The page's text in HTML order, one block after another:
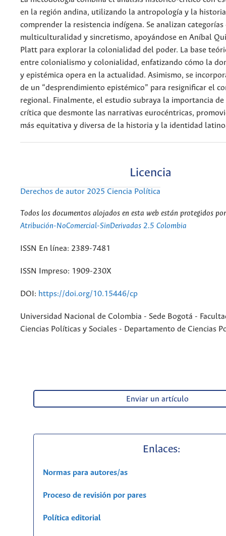
en la región andina, utilizando la antropología y la
comprender la resistencia indígena. Se analizan categorías
multiculturalidad y sincretismo, apoyándose en Aníbal
Platt para explorar la colonialidad del poder. La base
entre colonialismo y colonialidad, enfatizando cómo la
y epistémica opera en la actualidad. Asimismo, se
de un “desprendimiento epistémico” para resignificar el
regional. Finalmente, el estudio subraya la importancia de
crítica que desmonte las narrativas eurocéntricas,
más equitativa y diversa de la historia y la identidad
Licencia
Derechos de autor 2025 Ciencia Política
Todos los documentos alojados en esta web están protegidos
Atribución-NoComercial-SinDerivadas 2.5 Colombia
ISSN En línea: 2389-7481
ISSN Impreso: 1909-230X
DOI: https://doi.org/10.15446/cp
Universidad Nacional de Colombia - Sede Bogotá -
Ciencias Políticas y Sociales - Departamento de Ciencias
Enviar un artículo
Enlaces:
Normas para autores/as
Proceso de revisión por pares
Política editorial